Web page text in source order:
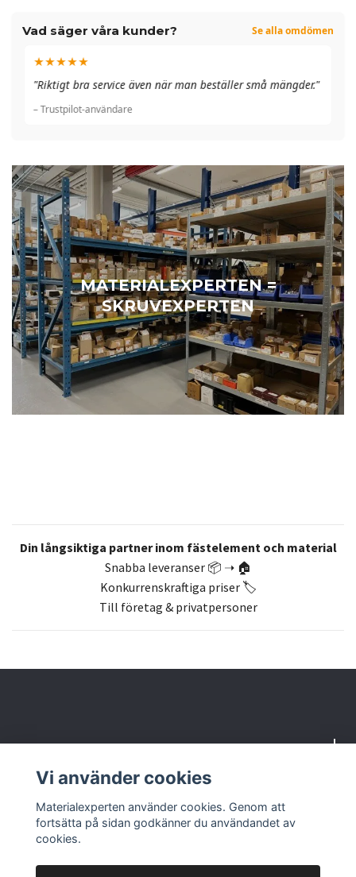
Vad säger våra kunder? Se alla omdömen
★★★★★
"Riktigt bra service även när man beställer små mängder."
– Trustpilot-användare
MATERIALEXPERTEN =
SKRUVEXPERTEN
Din långsiktiga partner inom fästelement och material
Snabba leveranser 📦 ➝ 🏠
Konkurrenskraftiga priser 🏷️
Till företag & privatpersoner
Om oss
Vi använder cookies
Materialexperten använder cookies. Genom att
fortsätta på sidan godkänner du användandet av
cookies.